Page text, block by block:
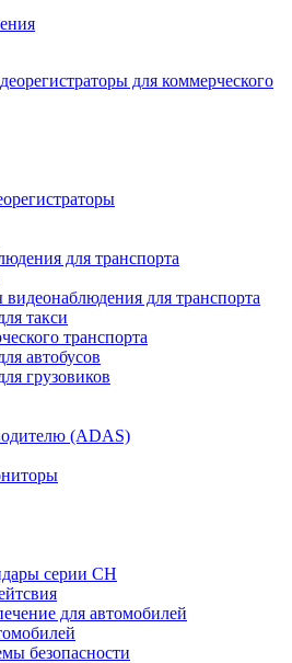
для коммерческого
для транспорта
для транспорта
такси
транспорта
автобусов
грузовиков
(ADAS)
серии CH
для автомобилей
безопасности